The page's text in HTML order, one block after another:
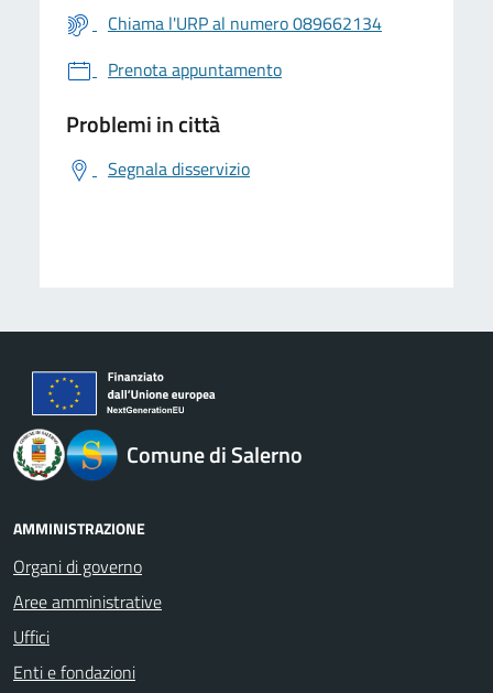
Chiama l'URP al numero 089662134
Prenota appuntamento
Problemi in città
Segnala disservizio
logo Unione Europea
Comune di Salerno
AMMINISTRAZIONE
Organi di governo
Aree amministrative
Uffici
Enti e fondazioni